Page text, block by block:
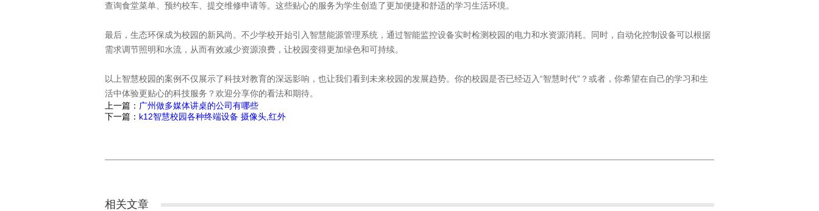
查询食堂菜单、预约校车、提交维修申请等。这些贴心的服务为学生创造了更加便捷和舒适的学习生活环境。
最后，生态环保成为校园的新风尚。不少学校开始引入智慧能源管理系统，通过智能监控设备实时检测校园的电力和水资源消耗。同时，自动化控制设备可以根据
需求调节照明和水流，从而有效减少资源浪费，让校园变得更加绿色和可持续。
以上智慧校园的案例不仅展示了科技对教育的深远影响，也让我们看到未来校园的发展趋势。你的校园是否已经迈入“智慧时代”？或者，你希望在自己的学习和生
活中体验更贴心的科技服务？欢迎分享你的看法和期待。
上一篇： 广州做多媒体讲桌的公司有哪些
下一篇： k12智慧校园各种终端设备 摄像头,红外
相关文章